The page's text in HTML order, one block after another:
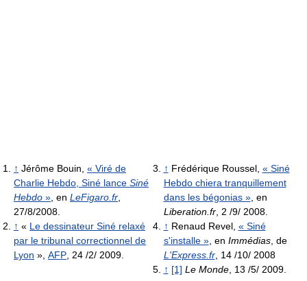
↑ Jérôme Bouin, « Viré de
Charlie Hebdo, Siné lance Siné
Hebdo », en LeFigaro.fr,
27/8/2008.
↑ « Le dessinateur Siné relaxé
par le tribunal correctionnel de
Lyon », AFP, 24 /2/ 2009.
↑ Frédérique Roussel, « Siné
Hebdo chiera tranquillement
dans les bégonias », en
Liberation.fr, 2 /9/ 2008.
↑ Renaud Revel, « Siné
s'installe », en Immédias, de
L'Express.fr, 14 /10/ 2008
↑ [1] Le Monde, 13 /5/ 2009.